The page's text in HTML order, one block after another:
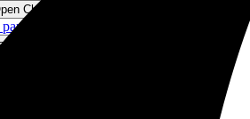
Chi siamo Menu
Contatto Menu
frequenti